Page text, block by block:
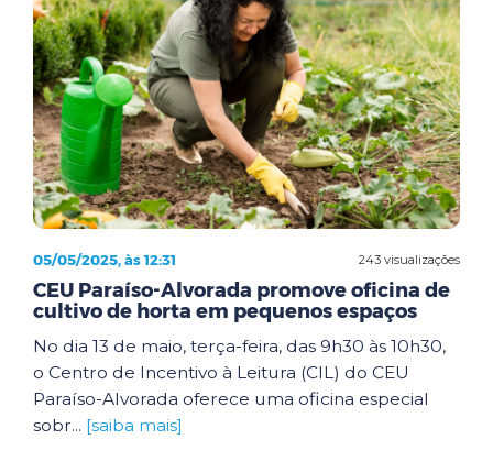
243 visualizações
05/05/2025, às 12:31
CEU Paraíso-Alvorada promove oficina de
cultivo de horta em pequenos espaços
No dia 13 de maio, terça-feira, das 9h30 às 10h30,
o Centro de Incentivo à Leitura (CIL) do CEU
Paraíso-Alvorada oferece uma oficina especial
sobr... [saiba mais]